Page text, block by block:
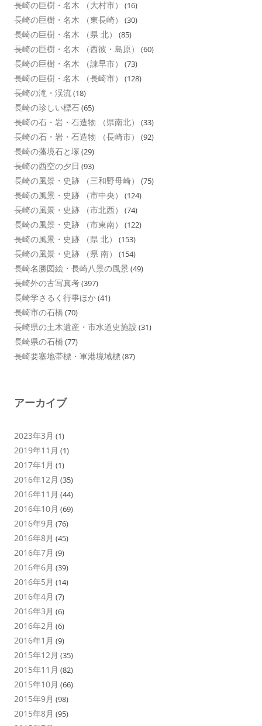
長崎の巨樹・名木 （大村市） (16)
長崎の巨樹・名木 （東長崎） (30)
長崎の巨樹・名木 （県 北） (85)
長崎の巨樹・名木 （西彼・島原） (60)
長崎の巨樹・名木 （諌早市） (73)
長崎の巨樹・名木 （長崎市） (128)
長崎の滝・渓流(18)
長崎の珍しい標石(65)
長崎の石・岩・石造物 （県南北） (33)
長崎の石・岩・石造物 （長崎市） (92)
長崎の藩境石と塚 (29)
長崎の西空の夕日 (93)
長崎の風景・史跡 （三和野母崎） (75)
長崎の風景・史跡 （市中央） (124)
長崎の風景・史跡 （市北西） (74)
長崎の風景・史跡 （市東南） (122)
長崎の風景・史跡 （県 北） (153)
長崎の風景・史跡 （県 南） (154)
長崎名勝図絵・長崎八景の風景 (49)
長崎外の古写真考(397)
長崎学さるく行事ほか(41)
長崎市の石橋 (70)
長崎県の土木遺産・市水道史施設 (31)
長崎県の石橋 (77)
長崎要塞地帯標・軍港境域標(87)
アーカイブ
2023年3月 (1)
2019年11月 (1)
2017年1月 (1)
2016年12月 (35)
2016年11月 (44)
2016年10月 (69)
2016年9月 (76)
2016年8月 (45)
2016年7月 (9)
2016年6月 (39)
2016年5月 (14)
2016年4月 (7)
2016年3月 (6)
2016年2月 (6)
2016年1月 (9)
2015年12月 (35)
2015年11月 (82)
2015年10月 (66)
2015年9月 (98)
2015年8月 (95)